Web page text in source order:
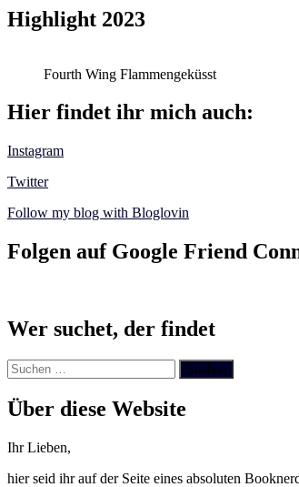
Highlight 2023
Fourth Wing Flammengeküsst
Hier findet ihr mich auch:
Instagram
Twitter
Follow my blog with Bloglovin
Folgen auf Google Friend
Wer suchet, der findet
Suchen
nach:
Über diese Website
Ihr Lieben,
hier seid ihr auf der Seite eines absoluten